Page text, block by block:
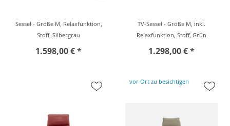
Sessel - Größe M, Relaxfunktion,
Stoff, Silbergrau
1.598,00 € *
TV-Sessel - Größe M, inkl.
Relaxfunktion, Stoff, Grün
1.298,00 € *
vor Ort zu besichtigen